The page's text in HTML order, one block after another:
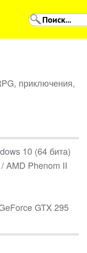
приключения,
10 (64 бита)
AMD Phenom II
GTX 295